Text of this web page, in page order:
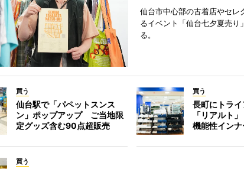
仙台市中心部の古着店やセレ
るイベント「仙台七夕夏売り
る。
買う
仙台駅で「パペットスンス
ン」ポップアップ ご当地限
定グッズ含む90点超販売
買う
長町にトラ
「リアルト
機能性イン
買う